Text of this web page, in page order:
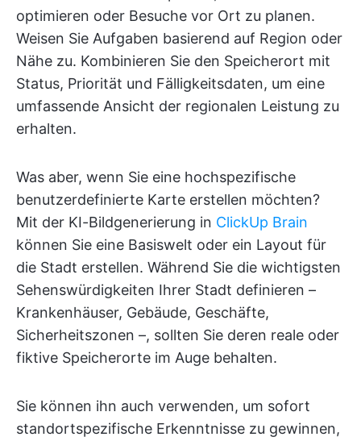
optimieren oder Besuche vor Ort zu planen.
Weisen Sie Aufgaben basierend auf Region oder
Nähe zu. Kombinieren Sie den Speicherort mit
Status, Priorität und Fälligkeitsdaten, um eine
umfassende Ansicht der regionalen Leistung zu
erhalten.
Was aber, wenn Sie eine hochspezifische
benutzerdefinierte Karte erstellen möchten?
Mit der KI-Bildgenerierung in ClickUp Brain
können Sie eine Basiswelt oder ein Layout für
die Stadt erstellen. Während Sie die wichtigsten
Sehenswürdigkeiten Ihrer Stadt definieren –
Krankenhäuser, Gebäude, Geschäfte,
Sicherheitszonen –, sollten Sie deren reale oder
fiktive Speicherorte im Auge behalten.
Sie können ihn auch verwenden, um sofort
standortspezifische Erkenntnisse zu gewinnen,